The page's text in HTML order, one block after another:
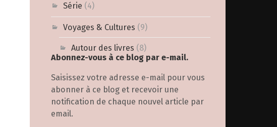
Série (4)
Voyages & Cultures (9)
Autour des livres (8)
Abonnez-vous à ce blog par e-mail.
Saisissez votre adresse e-mail pour vous
abonner à ce blog et recevoir une
notification de chaque nouvel article par
email.